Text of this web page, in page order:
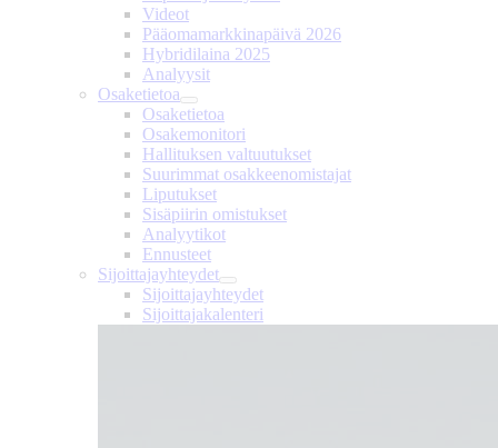
Videot
Pääomamarkkinapäivä 2026
Hybridilaina 2025
Analyysit
Osaketietoa
Osaketietoa
Osakemonitori
Hallituksen valtuutukset
Suurimmat osakkeenomistajat
Liputukset
Sisäpiirin omistukset
Analyytikot
Ennusteet
Sijoittajayhteydet
Sijoittajayhteydet
Sijoittajakalenteri